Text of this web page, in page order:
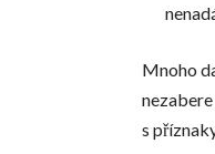
Mnoho
s